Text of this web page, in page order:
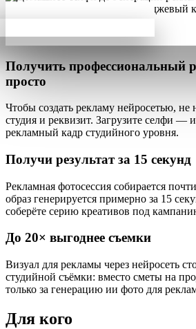
Получить профессиональный
просто
Чтобы создать рекламу нейросетью,
студия и реквизит. Загрузите селфи —
рекламный кадр студийного уровня.
Получи результат за 15 секунд
Рекламная фотосессия собирается
образ генерируется примерно за 15
соберёте серию креативов под
До 20× выгоднее съемки
Визуал для рекламы через нейросеть
студийной съёмки: вместо сметы на
только за генерацию ии фото для
Для кого